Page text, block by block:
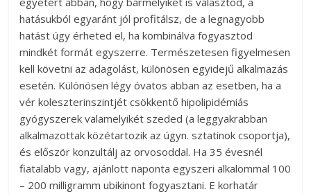
hatásukból egyaránt jól profitálsz, de a legnagyobb
hatást úgy érheted el, ha kombinálva fogyasztod
mindkét formát egyszerre. Természetesen figyelmesen
kell követni az adagolást, különösen egyidejű alkalmazás
esetén. Különösen légy óvatos abban az esetben, ha a
vér koleszterinszintjét csökkentő hipolipidémiás
gyógyszerek valamelyikét szeded (a leggyakrabban
alkalmazottak közétartozik az úgyn. sztatinok csoportja),
és először konzultálj az orvosoddal. Ha 35 évesnél
fiatalabb vagy, ajánlott naponta egyszeri alkalommal 100
– 200 milligramm ubikinont fogyasztani. E korhatár